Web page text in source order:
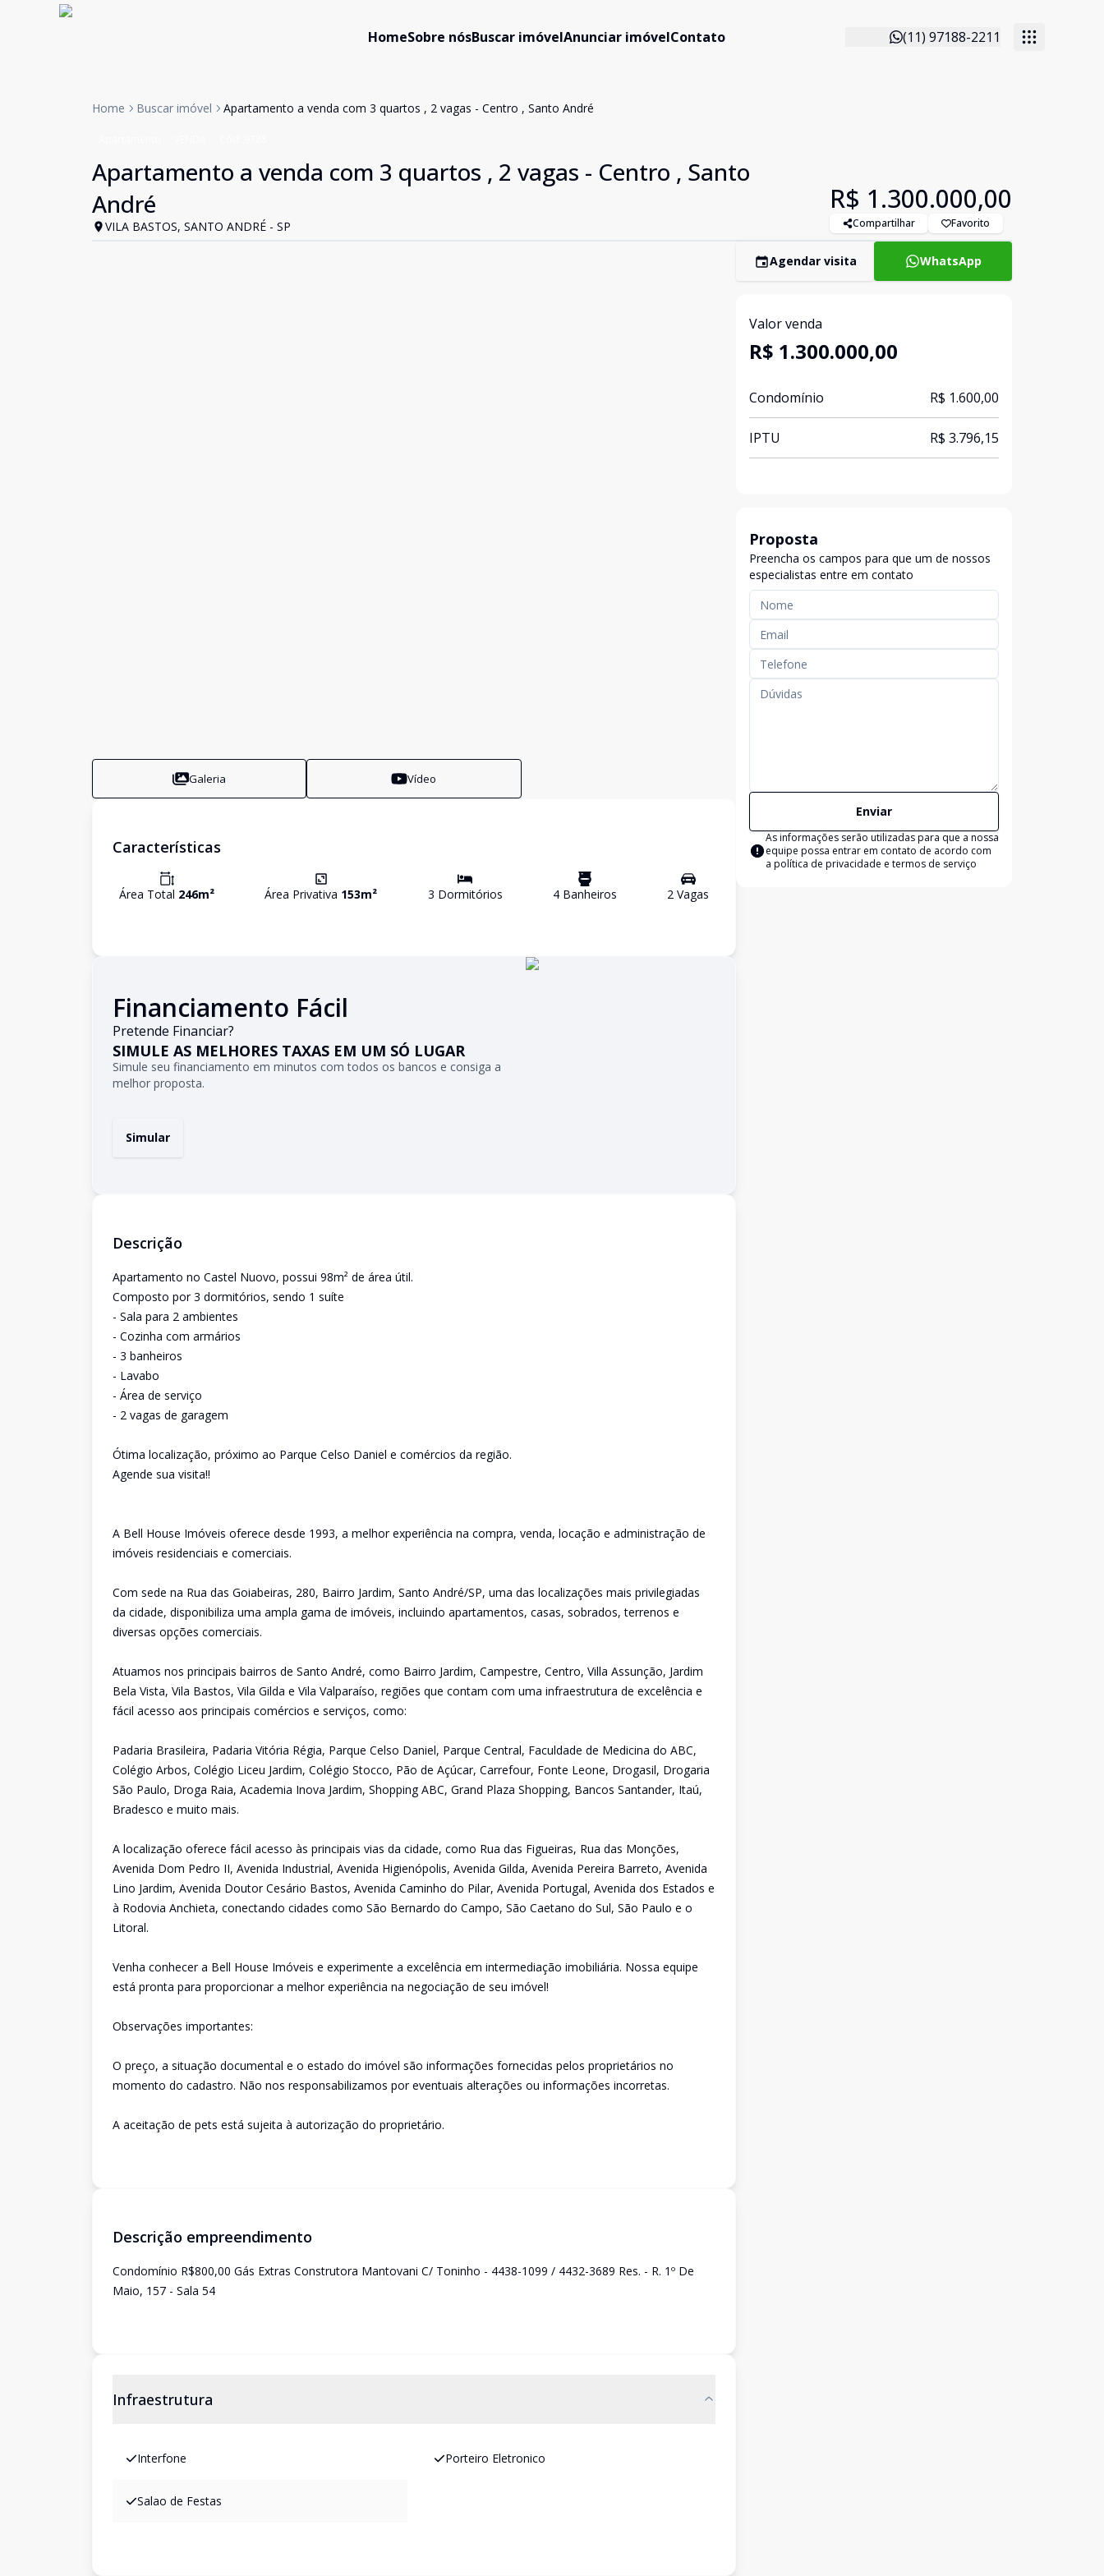
HomeSobre nósBuscar imóvelAnunciar imóvelContato (11) 97188-2211
Home Buscar imóvel Apartamento a venda com 3 quartos , 2 vagas - Centro , Santo André
Apartamento a venda com 3 quartos , 2 vagas - Centro , Santo
André
VILA BASTOS, SANTO ANDRÉ - SP
R$ 1.300.000,00
Compartilhar Favorito
Galeria Vídeo
Características
Área Total 246m² Área Privativa 153m² 3 Dormitórios 4Banheiros 2 Vagas
Financiamento Fácil
Pretende Financiar?
SIMULE AS MELHORES TAXAS EM UM SÓ LUGAR
Simule seu financiamento em minutos com todos os bancos e consiga a
melhor proposta.
Simular
Descrição
Apartamento no Castel Nuovo, possui 98m² de área útil.
Composto por 3 dormitórios, sendo 1 suíte
- Sala para 2 ambientes
- Cozinha com armários
- 3 banheiros
- Lavabo
- Área de serviço
- 2 vagas de garagem
Ótima localização, próximo ao Parque Celso Daniel e comércios da região.
Agende sua visita!!
A Bell House Imóveis oferece desde 1993, a melhor experiência na compra, venda, locação e administração de
imóveis residenciais e comerciais.
Com sede na Rua das Goiabeiras, 280, Bairro Jardim, Santo André/SP, uma das localizações mais privilegiadas
da cidade, disponibiliza uma ampla gama de imóveis, incluindo apartamentos, casas, sobrados, terrenos e
diversas opções comerciais.
Atuamos nos principais bairros de Santo André, como Bairro Jardim, Campestre, Centro, Villa Assunção, Jardim
Bela Vista, Vila Bastos, Vila Gilda e Vila Valparaíso, regiões que contam com uma infraestrutura de excelência e
fácil acesso aos principais comércios e serviços, como:
Padaria Brasileira, Padaria Vitória Régia, Parque Celso Daniel, Parque Central, Faculdade de Medicina do ABC,
Colégio Arbos, Colégio Liceu Jardim, Colégio Stocco, Pão de Açúcar, Carrefour, Fonte Leone, Drogasil, Drogaria
São Paulo, Droga Raia, Academia Inova Jardim, Shopping ABC, Grand Plaza Shopping, Bancos Santander, Itaú,
Bradesco e muito mais.
A localização oferece fácil acesso às principais vias da cidade, como Rua das Figueiras, Rua das Monções,
Avenida Dom Pedro II, Avenida Industrial, Avenida Higienópolis, Avenida Gilda, Avenida Pereira Barreto, Avenida
Lino Jardim, Avenida Doutor Cesário Bastos, Avenida Caminho do Pilar, Avenida Portugal, Avenida dos Estados e
à Rodovia Anchieta, conectando cidades como São Bernardo do Campo, São Caetano do Sul, São Paulo e o
Litoral.
Venha conhecer a Bell House Imóveis e experimente a excelência em intermediação imobiliária. Nossa equipe
está pronta para proporcionar a melhor experiência na negociação de seu imóvel!
Observações importantes:
O preço, a situação documental e o estado do imóvel são informações fornecidas pelos proprietários no
momento do cadastro. Não nos responsabilizamos por eventuais alterações ou informações incorretas.
A aceitação de pets está sujeita à autorização do proprietário.
Descrição empreendimento
Condomínio R$800,00 Gás Extras Construtora Mantovani C/ Toninho - 4438-1099 / 4432-3689 Res. - R. 1º De
Maio, 157 - Sala 54
Infraestrutura
Interfone Porteiro Eletronico
Salao de Festas
Agendar visita WhatsApp
Valor venda
R$ 1.300.000,00
Condomínio R$ 1.600,00
IPTU R$ 3.796,15
Proposta
Preencha os campos para que um de nossos
especialistas entre em contato
Enviar
As informações serão utilizadas para que a nossa
equipe possa entrar em contato de acordo com
a política de privacidade e termos de serviço